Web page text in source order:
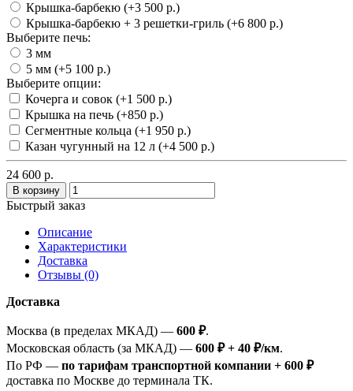
Крышка-барбекю (+3 500 р.)
Крышка-барбекю + 3 решетки-гриль (+6 800 р.)
Выберите печь:
3 мм
5 мм (+5 100 р.)
Выберите опции:
Кочерга и совок (+1 500 р.)
Крышка на печь (+850 р.)
Сегментные кольца (+1 950 р.)
Казан чугунный на 12 л (+4 500 р.)
24 600 р.
В корзину
Быстрый заказ
Описание
Характеристики
Доставка
Отзывы (0)
Доставка
Москва (в пределах МКАД) — 600 ₽.
Московская область (за МКАД) — 600 ₽ + 40 ₽/км.
По РФ — по тарифам транспортной компании + 600 ₽
доставка по Москве до терминала ТК.